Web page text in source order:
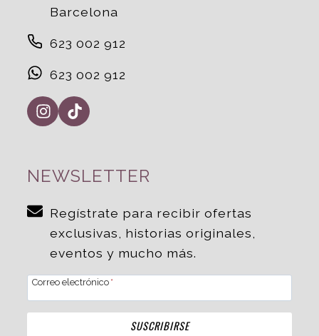
Barcelona
623 002 912
623 002 912
NEWSLETTER
Regístrate para recibir ofertas
exclusivas, historias originales,
eventos y mucho más.
Correo electrónico *
SUSCRIBIRSE